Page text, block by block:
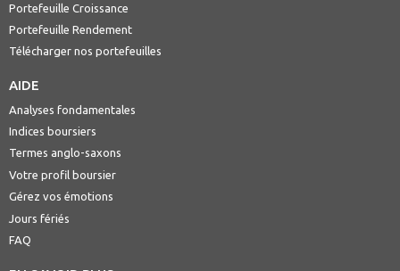
Portefeuille Croissance
Portefeuille Rendement
Télécharger nos portefeuilles
AIDE
Analyses fondamentales
Indices boursiers
Termes anglo-saxons
Votre profil boursier
Gérez vos émotions
Jours fériés
FAQ